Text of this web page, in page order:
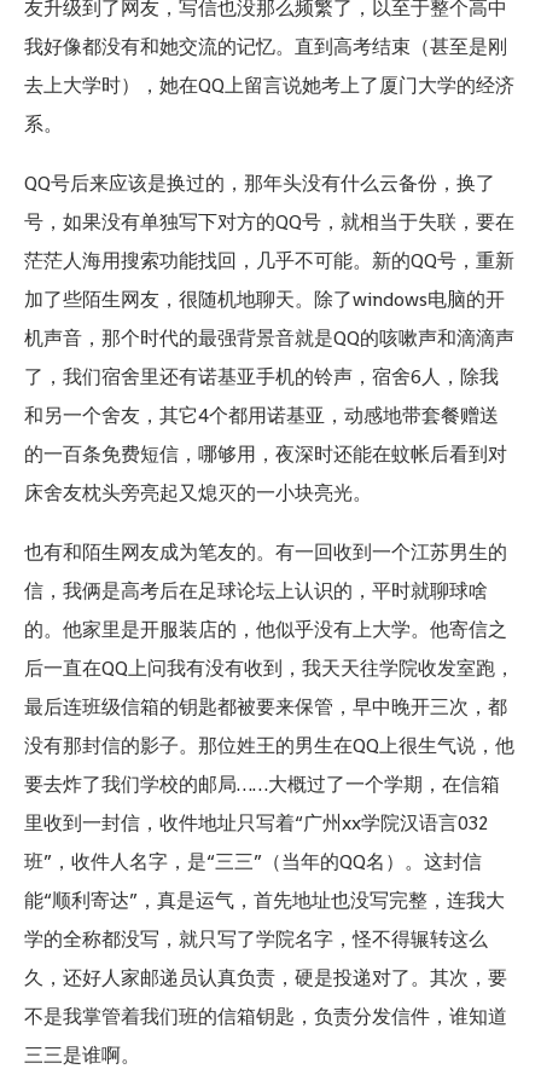
友升级到了网友，写信也没那么频繁了，以至于整个高中
我好像都没有和她交流的记忆。直到高考结束（甚至是刚
去上大学时），她在QQ上留言说她考上了厦门大学的经济
系。
QQ号后来应该是换过的，那年头没有什么云备份，换了
号，如果没有单独写下对方的QQ号，就相当于失联，要在
茫茫人海用搜索功能找回，几乎不可能。新的QQ号，重新
加了些陌生网友，很随机地聊天。除了windows电脑的开
机声音，那个时代的最强背景音就是QQ的咳嗽声和滴滴声
了，我们宿舍里还有诺基亚手机的铃声，宿舍6人，除我
和另一个舍友，其它4个都用诺基亚，动感地带套餐赠送
的一百条免费短信，哪够用，夜深时还能在蚊帐后看到对
床舍友枕头旁亮起又熄灭的一小块亮光。
也有和陌生网友成为笔友的。有一回收到一个江苏男生的
信，我俩是高考后在足球论坛上认识的，平时就聊球啥
的。他家里是开服装店的，他似乎没有上大学。他寄信之
后一直在QQ上问我有没有收到，我天天往学院收发室跑，
最后连班级信箱的钥匙都被要来保管，早中晚开三次，都
没有那封信的影子。那位姓王的男生在QQ上很生气说，他
要去炸了我们学校的邮局……大概过了一个学期，在信箱
里收到一封信，收件地址只写着“广州xx学院汉语言032
班”，收件人名字，是“三三”（当年的QQ名）。这封信
能“顺利寄达”，真是运气，首先地址也没写完整，连我大
学的全称都没写，就只写了学院名字，怪不得辗转这么
久，还好人家邮递员认真负责，硬是投递对了。其次，要
不是我掌管着我们班的信箱钥匙，负责分发信件，谁知道
三三是谁啊。